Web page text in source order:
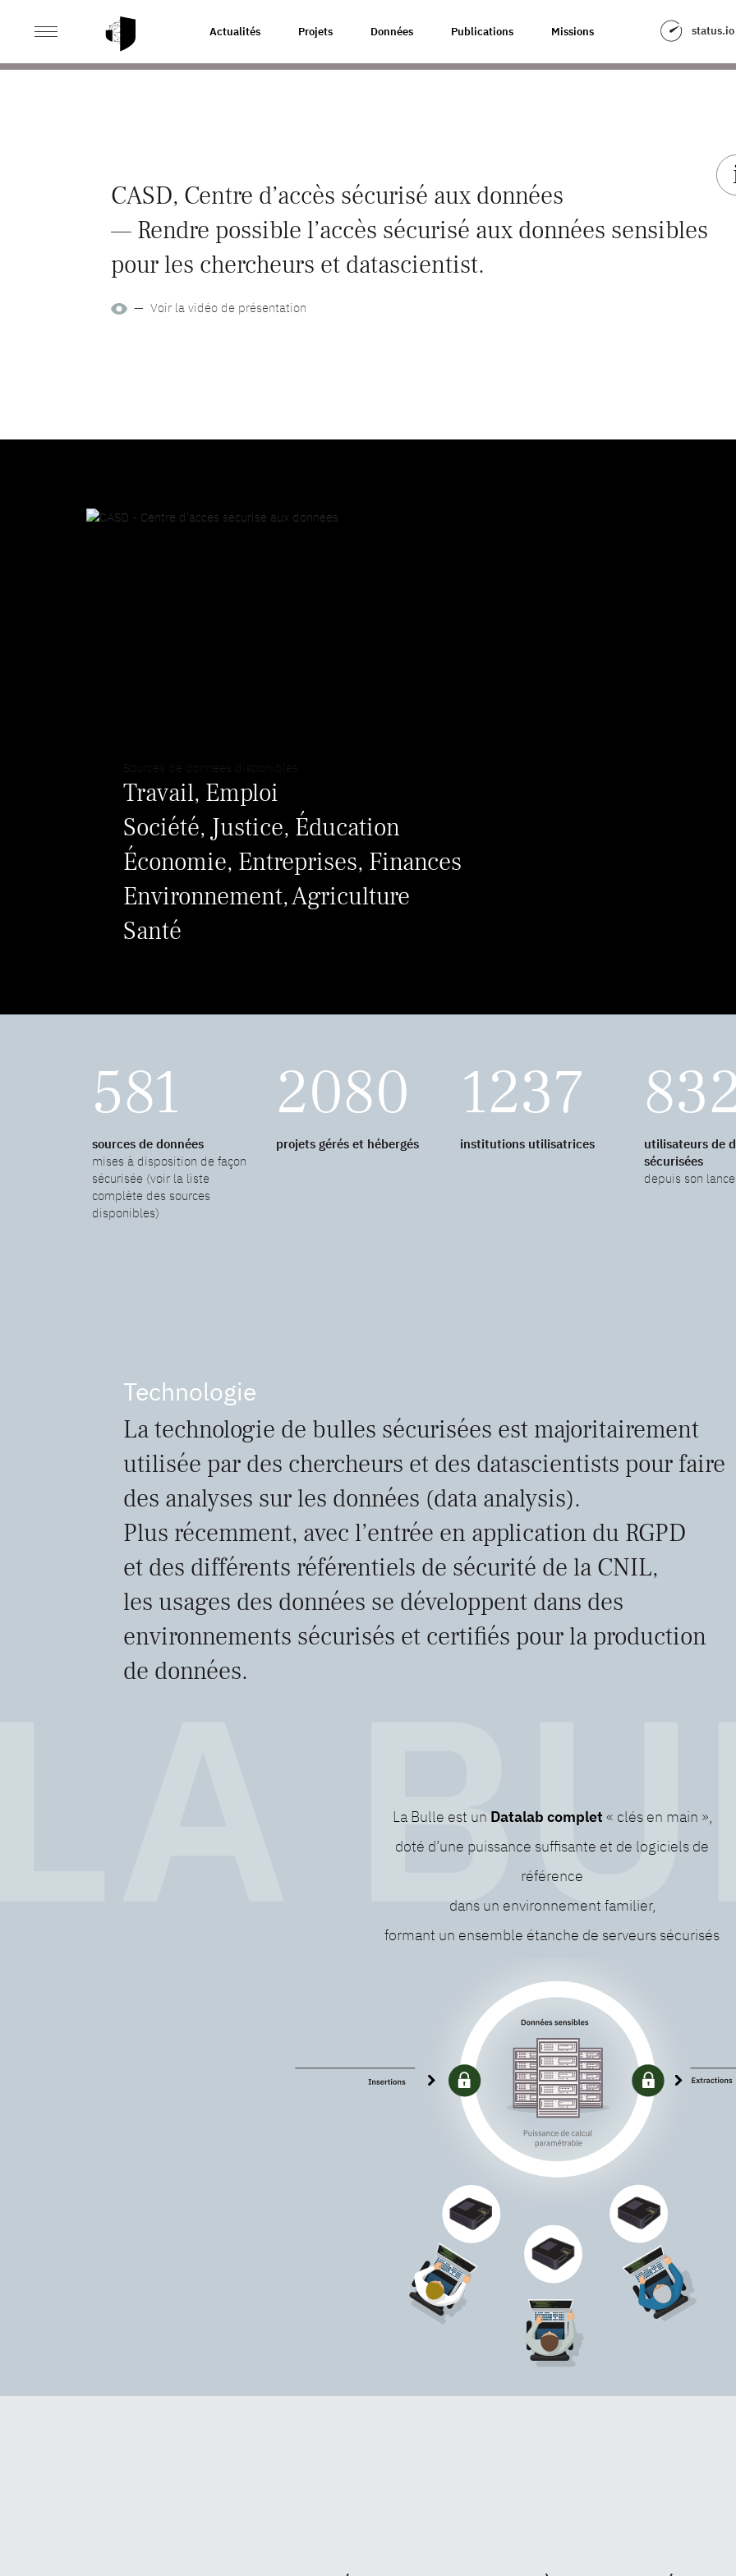
Actualités Projets Données Publications Missions status.io
ACCUEIL HOMEPAGE_TEST1
CASD, Centre d’accès sécurisé aux données
— Rendre possible l’accès sécurisé aux données sensibles
pour les chercheurs et datascientist.
— Voir la vidéo de présentation
Sources de données disponibles
Travail, Emploi
Société, Justice, Éducation
Économie, Entreprises, Finances
Environnement, Agriculture
Santé
581
sources de données
mises à disposition de façon
sécurisée (voir la liste
complète des sources
disponibles)
2080
projets gérés et hébergés
1237
institutions utilisatrices
utilisateurs de
sécurisées
depuis son
Technologie
La technologie de bulles sécurisées est majoritairement
utilisée par des chercheurs et des datascientists pour faire
des analyses sur les données (data analysis).
Plus récemment, avec l’entrée en application du RGPD
et des différents référentiels de sécurité de la CNIL,
les usages des données se développent dans des
environnements sécurisés et certifiés pour la production
de données.
La Bulle est un Datalab complet « clés en main »,
doté d’une puissance suffisante et de logiciels de
référence
dans un environnement familier,
formant un ensemble étanche de serveurs sécurisés